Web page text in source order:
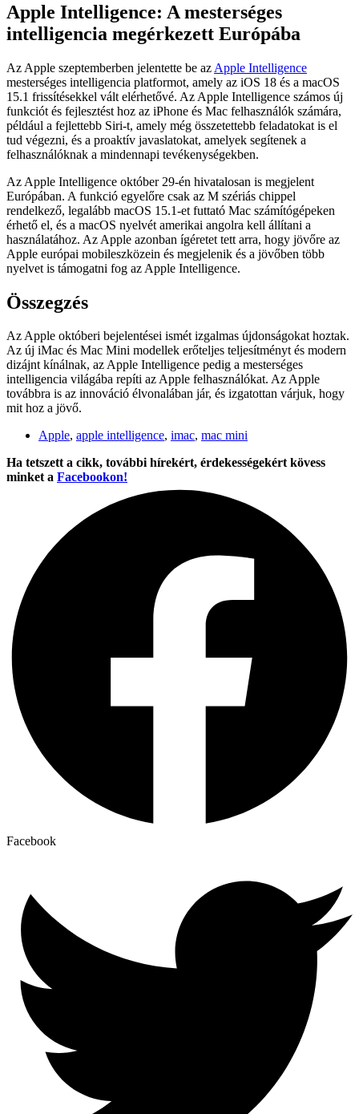
Apple Intelligence: A mesterséges
intelligencia megérkezett Európába
Az Apple szeptemberben jelentette be az Apple Intelligence
mesterséges intelligencia platformot, amely az iOS 18 és a macOS
15.1 frissítésekkel vált elérhetővé. Az Apple Intelligence számos új
funkciót és fejlesztést hoz az iPhone és Mac felhasználók számára,
például a fejlettebb Siri-t, amely még összetettebb feladatokat is el
tud végezni, és a proaktív javaslatokat, amelyek segítenek a
felhasználóknak a mindennapi tevékenységekben.
Az Apple Intelligence október 29-én hivatalosan is megjelent
Európában. A funkció egyelőre csak az M szériás chippel
rendelkező, legalább macOS 15.1-et futtató Mac számítógépeken
érhető el, és a macOS nyelvét amerikai angolra kell állítani a
használatához. Az Apple azonban ígéretet tett arra, hogy jövőre az
Apple európai mobileszközein és megjelenik és a jövőben több
nyelvet is támogatni fog az Apple Intelligence.
Összegzés
Az Apple októberi bejelentései ismét izgalmas újdonságokat hoztak.
Az új iMac és Mac Mini modellek erőteljes teljesítményt és modern
dizájnt kínálnak, az Apple Intelligence pedig a mesterséges
intelligencia világába repíti az Apple felhasználókat. Az Apple
továbbra is az innováció élvonalában jár, és izgatottan várjuk, hogy
mit hoz a jövő.
Apple, apple intelligence, imac, mac mini
Ha tetszett a cikk, további hírekért, érdekességekért kövess
minket a Facebookon!
Facebook